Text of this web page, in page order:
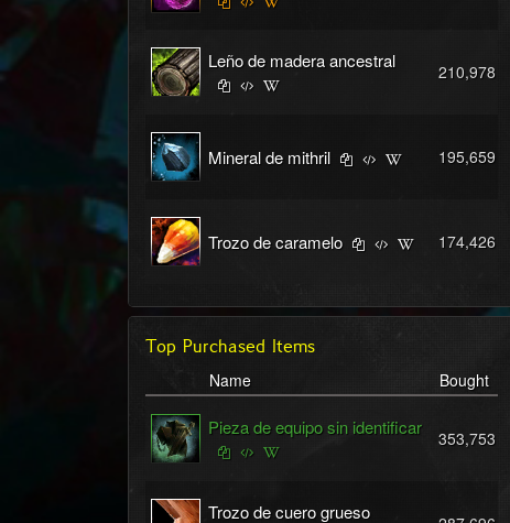
Leño de madera ancestral 210,978
Mineral de mithril 195,659
Trozo de caramelo 174,426
Top Purchased Items
Name Bought
Pieza de equipo sin identificar 353,753
Trozo de cuero grueso